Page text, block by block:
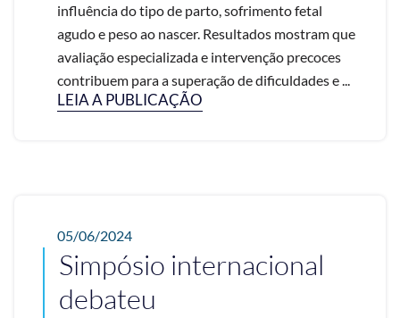
influência do tipo de parto, sofrimento fetal
agudo e peso ao nascer. Resultados mostram que
avaliação especializada e intervenção precoces
contribuem para a superação de dificuldades e ...
LEIA A PUBLICAÇÃO
05/06/2024
Simpósio internacional
debateu